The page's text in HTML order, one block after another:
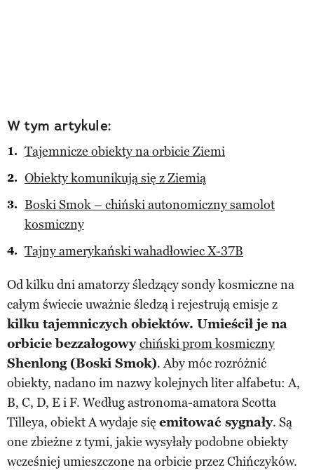
W tym artykule:
Tajemnicze obiekty na orbicie Ziemi
Obiekty komunikują się z Ziemią
Boski Smok – chiński autonomiczny samolot
kosmiczny
Tajny amerykański wahadłowiec X-37B
Od kilku dni amatorzy śledzący sondy kosmiczne na
całym świecie uważnie śledzą i rejestrują emisje z
kilku tajemniczych obiektów. Umieścił je na
orbicie bezzałogowychiński prom kosmiczny
Shenlong (Boski Smok). Aby móc rozróżnić
obiekty, nadano im nazwy kolejnych liter alfabetu: A,
B, C, D, E i F. Według astronoma-amatora Scotta
Tilleya, obiekt A wydaje się emitować sygnały. Są
one zbieżne z tymi, jakie wysyłały podobne obiekty
wcześniej umieszczone na orbicie przez Chińczyków.